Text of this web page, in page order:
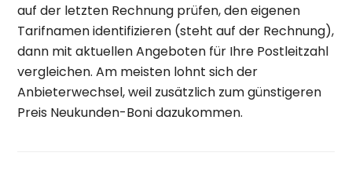
auf der letzten Rechnung prüfen, den eigenen
Tarifnamen identifizieren (steht auf der Rechnung),
dann mit aktuellen Angeboten für Ihre Postleitzahl
vergleichen. Am meisten lohnt sich der
Anbieterwechsel, weil zusätzlich zum günstigeren
Preis Neukunden-Boni dazukommen.